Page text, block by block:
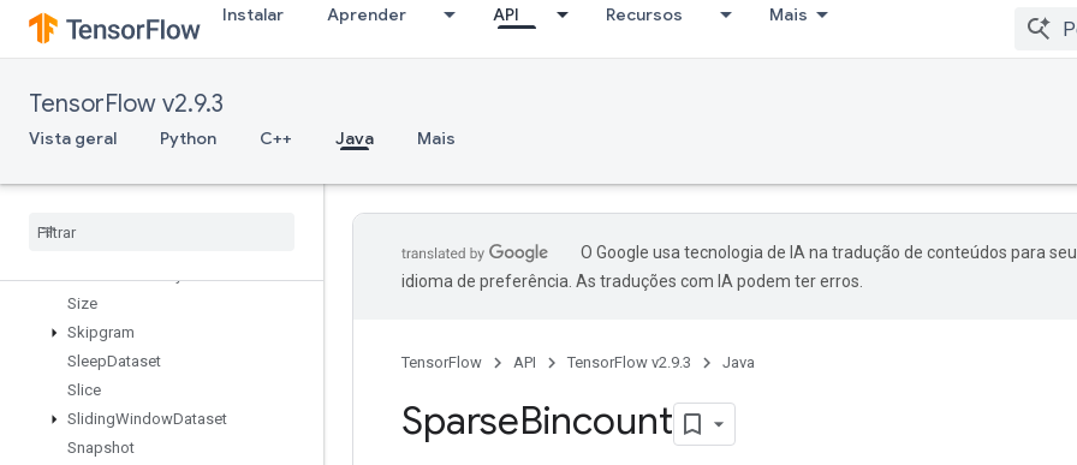
Instalar Aprender API Recursos Mais
TensorFlow v2.9.3
Vista geral Python C++ Java Mais
SetDiff1d
SetSize
ShapeN
ShardDataset
ShuffleDatasetV2
Size
Skipgram
SleepDataset
Slice
SlidingWindowDataset
Snapshot
O Google usa tecnologia de IA na tradução de conteúdos para seu
idioma de preferência. As traduções com IA podem ter erros.
TensorFlow API TensorFlow v2.9.3 Java
SparseBincount